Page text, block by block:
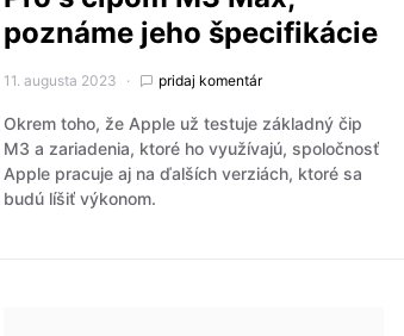
poznáme jeho špecifikácie
11. augusta 2023 pridaj komentár
Okrem toho, že Apple už testuje základný čip
M3 a zariadenia, ktoré ho využívajú, spoločnosť
Apple pracuje aj na ďalších verziách, ktoré sa
budú líšiť výkonom.